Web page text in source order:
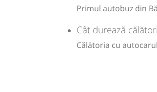
Primul autobuz din
Cât durează
Călătoria cu